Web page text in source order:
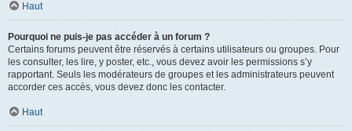
Haut
Pourquoi ne puis-je pas accéder à un forum ?
Certains forums peuvent être réservés à certains utilisateurs ou groupes. Pour
les consulter, les lire, y poster, etc., vous devez avoir les permissions s’y
rapportant. Seuls les modérateurs de groupes et les administrateurs peuvent
accorder ces accès, vous devez donc les contacter.
Haut